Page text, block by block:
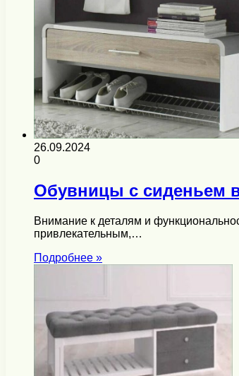
26.09.2024
0
Обувницы с сиденьем
Внимание к деталям и
привлекательным,…
Подробнее »